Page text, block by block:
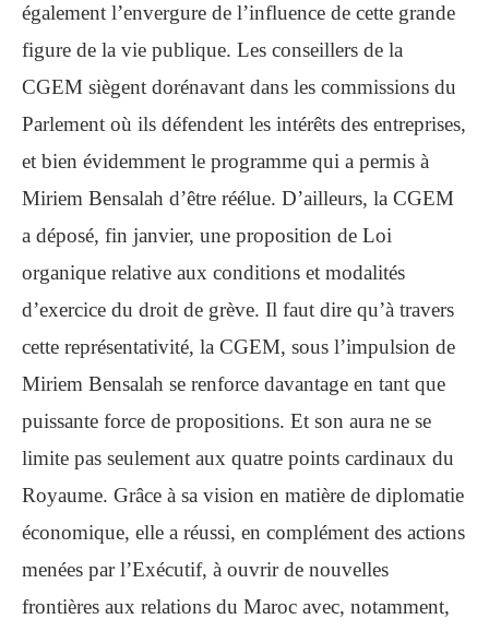
également l’envergure de l’influence de cette grande
figure de la vie publique. Les conseillers de la
CGEM siègent dorénavant dans les commissions du
Parlement où ils défendent les intérêts des entreprises,
et bien évidemment le programme qui a permis à
Miriem Bensalah d’être réélue. D’ailleurs, la CGEM
a déposé, fin janvier, une proposition de Loi
organique relative aux conditions et modalités
d’exercice du droit de grève. Il faut dire qu’à travers
cette représentativité, la CGEM, sous l’impulsion de
Miriem Bensalah se renforce davantage en tant que
puissante force de propositions. Et son aura ne se
limite pas seulement aux quatre points cardinaux du
Royaume. Grâce à sa vision en matière de diplomatie
économique, elle a réussi, en complément des actions
menées par l’Exécutif, à ouvrir de nouvelles
frontières aux relations du Maroc avec, notamment,